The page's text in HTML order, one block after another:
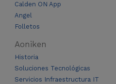
Calden ON App
Angel
Folletos
Aoniken
Historia
Soluciones Tecnológicas
Servicios Infraestructura IT